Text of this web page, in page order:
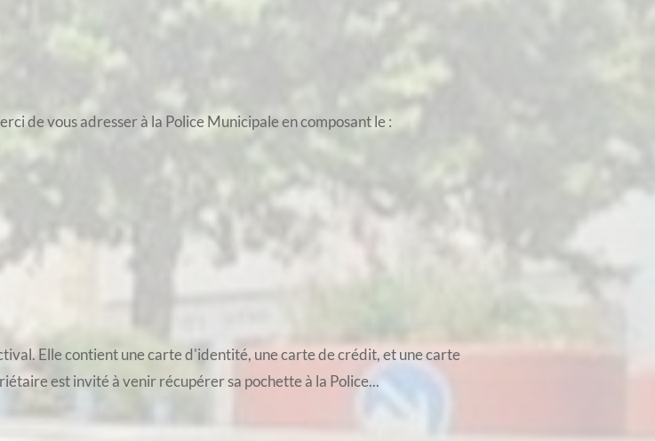
de vous adresser à la Police Municipale en composant le :
Elle contient une carte d'identité, une carte de crédit, et une carte
est invité à venir récupérer sa pochette à la Police...